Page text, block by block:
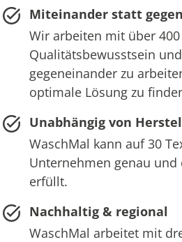
Miteinander statt
Wir arbeiten mit über
Qualitätsbewusstsein
gegeneinander zu
optimale Lösung zu
Unabhängig von
WaschMal kann auf 30
Unternehmen genau
erfüllt.
Nachhaltig & regional
WaschMal arbeitet mit